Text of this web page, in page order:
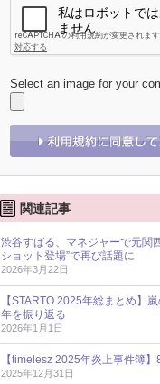
Select an image for your
関連記事
渋谷すばる、マネジャーで元関
ショット登場”で再び話題に
2026年3月22日
【STARTO 2025年総まとめ】
年を振り返る
2026年1月1日
【timelesz 2025年炎上事件簿
2025年12月31日